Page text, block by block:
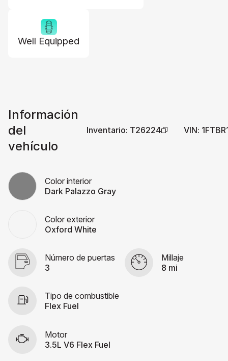
Well Equipped
Información
del
vehículo
Inventario: T26224 VIN:
Color interior
Dark Palazzo Gray
Color exterior
Oxford White
Número de puertas
3
Millaje
8 mi
Tipo de combustible
Flex Fuel
Motor
3.5L V6 Flex Fuel